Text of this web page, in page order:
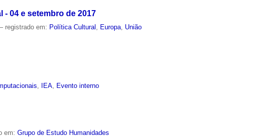
04 e setembro de 2017
registrado em: Política Cultural , Europa, União
IEA Evento interno
em:Grupo de Estudo Humanidades